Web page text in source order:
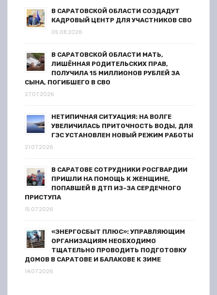
В САРАТОВСКОЙ ОБЛАСТИ СОЗДАДУТ
КАДРОВЫЙ ЦЕНТР ДЛЯ УЧАСТНИКОВ СВО
05.08.2026
В САРАТОВСКОЙ ОБЛАСТИ МАТЬ,
ЛИШЁННАЯ РОДИТЕЛЬСКИХ ПРАВ,
ПОЛУЧИЛА 15 МИЛЛИОНОВ РУБЛЕЙ ЗА
СЫНА, ПОГИБШЕГО В СВО
27.07.2026
НЕТИПИЧНАЯ СИТУАЦИЯ: НА ВОЛГЕ
УВЕЛИЧИЛАСЬ ПРИТОЧНОСТЬ ВОДЫ, ДЛЯ
ГЭС УСТАНОВЛЕН НОВЫЙ РЕЖИМ РАБОТЫ
21.07.2026
В САРАТОВЕ СОТРУДНИКИ РОСГВАРДИИ
ПРИШЛИ НА ПОМОЩЬ К ЖЕНЩИНЕ,
ПОПАВШЕЙ В ДТП ИЗ-ЗА СЕРДЕЧНОГО
ПРИСТУПА
15.07.2026
«ЭНЕРГОСБЫТ ПЛЮС»: УПРАВЛЯЮЩИМ
ОРГАНИЗАЦИЯМ НЕОБХОДИМО
ТЩАТЕЛЬНО ПРОВОДИТЬ ПОДГОТОВКУ
ДОМОВ В САРАТОВЕ И БАЛАКОВЕ К ЗИМЕ
14.07.2026